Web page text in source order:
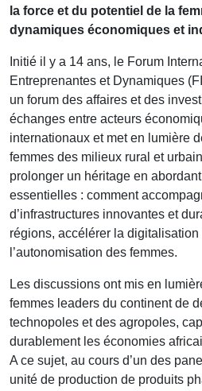
la force et du potentiel de la
dynamiques économiques et
Initié il y a 14 ans, le Forum
Entreprenantes et Dynamiques
un forum des affaires et des
échanges entre acteurs
internationaux et met en lumière
femmes des milieux rural et
prolonger un héritage en
essentielles : comment
d’infrastructures innovantes et
régions, accélérer la digitalisation
l’autonomisation des femmes.
Les discussions ont mis en
femmes leaders du continent de
technopoles et des agropoles,
durablement les économies
A ce sujet, au cours d’un des
unité de production de produits